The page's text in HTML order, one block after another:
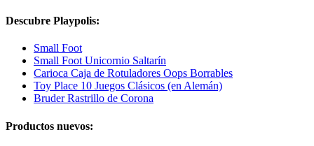
Descubre Playpolis:
Small Foot
Small Foot Unicornio Saltarín
Carioca Caja de Rotuladores Oops Borrables
Toy Place 10 Juegos Clásicos (en Alemán)
Bruder Rastrillo de Corona
Productos nuevos: